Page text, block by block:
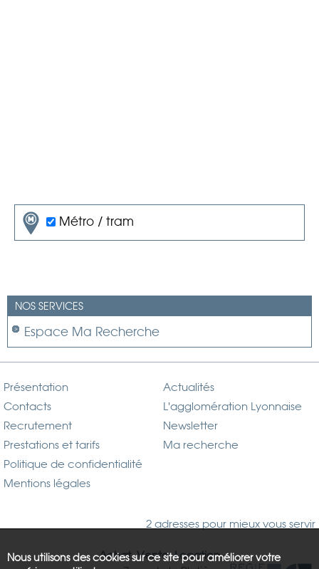
Métro / tram
NOS SERVICES
Espace Ma Recherche
Présentation
Contacts
Recrutement
Prestations et tarifs
Politique de confidentialité
Mentions légales
Actualités
L'agglomération Lyonnaise
Newsletter
Ma recherche
2 adresses pour mieux vous servir
Achat, Vente, Location
Nous utilisons des cookies sur ce site pour améliorer votre